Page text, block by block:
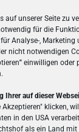
auf unserer Seite zu
für die
Analyse-, Marketing
nicht notwendigen
" einwilligen oder
Ihrer auf dieser
Akzeptieren" klicken,
in den USA
als ein Land
ÜBER UNS